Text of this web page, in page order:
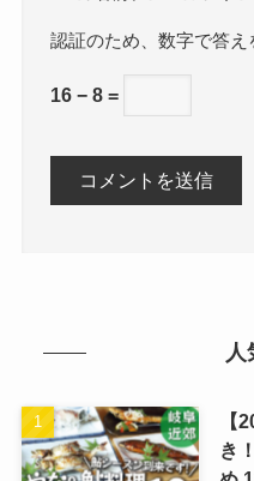
数字で答え
16 − 8 =
人
【
き